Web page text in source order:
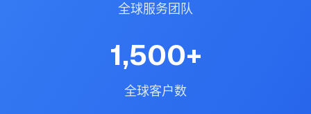
全球服务团队
1,500+
全球客户数